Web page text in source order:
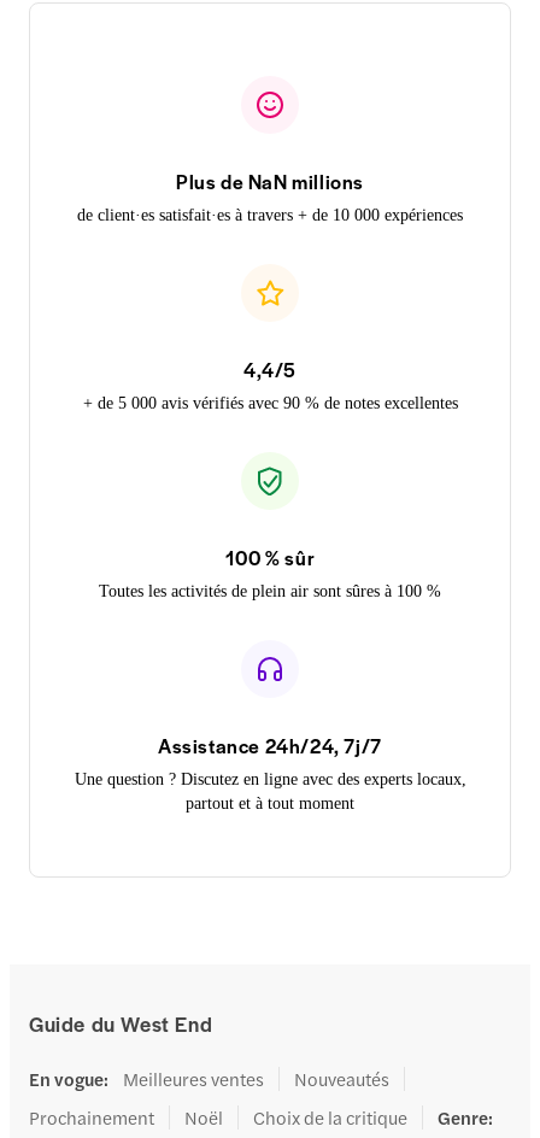
Plus de NaN millions
de client·es satisfait·es à travers + de 10 000 expériences
4,4/5
+ de 5 000 avis vérifiés avec 90 % de notes excellentes
100 % sûr
Toutes les activités de plein air sont sûres à 100 %
Assistance 24h/24, 7j/7
Une question ? Discutez en ligne avec des experts locaux,
partout et à tout moment
Guide du West End
En vogue: Meilleures ventes
Nouveautés
Prochainement
Noël Choix de la critique Genre: